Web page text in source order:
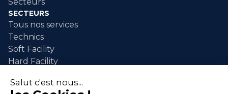
SECTEURS
Tous nos services
Technics
Soft Facility
Hard Facility
Maintenance industrielle